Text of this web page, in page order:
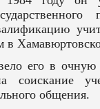
в
его в
соискание
общения.